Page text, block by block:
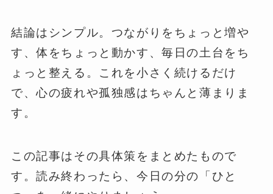
結論はシンプル。つながりをちょっと増や
す、体をちょっと動かす、毎日の土台をち
ょっと整える。これを小さく続けるだけ
で、心の疲れや孤独感はちゃんと薄まりま
す。
この記事はその具体策をまとめたもので
す。読み終わったら、今日の分の「ひと